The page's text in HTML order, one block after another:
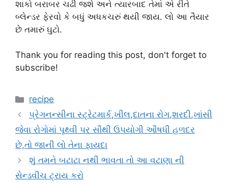
શાકો બરાબર ચઢી જશે અને ત્યારબાદ તેમાં એ રીતે
બ્લેન્ડર ફેરવો કે બધું અધકચરું થયી જાય. લો આ તૈયાર
છે તમારું ઘુટો.
Thank you for reading this post, don't forget to
subscribe!
Categories
recipe
પ્રેગનન્સીના સ્ટ્રેટમાર્ક,ખીલ,દાતના રોગ,શરદી,ખાંસી
જેવા રોગોમાં પૃથ્વી પર સૌથી ઉપયોગી ઔષધી હળદર
છે,તો જાની લો તેના ફાયદા
શું તમને બટાટા નથી ભાવતા તો આ વટાણા ની
સેન્ડવીચ ટ્રાય કરો